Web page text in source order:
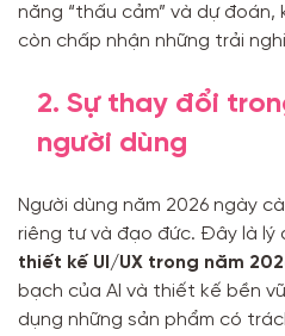
năng “thấu cảm” và dự đoán,
còn chấp nhận những trải
2. Sự thay đổi
người dùng
Người dùng năm 2026 ngày
riêng tư và đạo đức. Đây là lý
thiết kế UI/UX trong năm
bạch của AI và thiết kế bền
dụng những sản phẩm có